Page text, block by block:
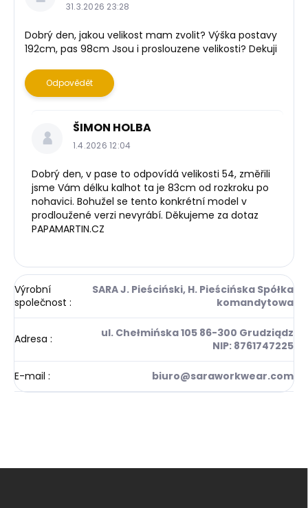
31.3.2026 23:28
Dobrý den, jakou velikost mam zvolit? Výška postavy
192cm, pas 98cm Jsou i proslouzene velikosti? Dekuji
Odpovědět
ŠIMON HOLBA
1.4.2026 12:04
Dobrý den, v pase to odpovídá velikosti 54, změřili
jsme Vám délku kalhot ta je 83cm od rozkroku po
nohavici. Bohužel se tento konkrétní model v
prodloužené verzi nevyrábí. Děkujeme za dotaz
PAPAMARTIN.CZ
Výrobní
společnost :
SARA J. Pieściński, H. Pieścińska Spółka
komandytowa
Adresa :
ul. Chełmińska 105 86-300 Grudziądz
NIP: 8761747225
E-mail : biuro@saraworkwear.com